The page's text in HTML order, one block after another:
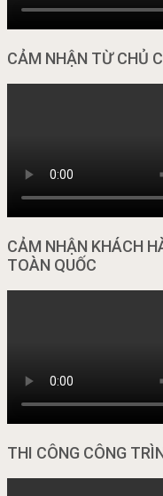
CẢM NHẬN TỪ CHỦ
CẢM NHẬN KHÁCH
TOÀN QUỐC
THI CÔNG CÔNG